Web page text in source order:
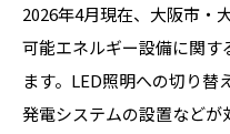
2026年4月現在、大阪市・
可能エネルギー設備に関
ます。LED照明への切り
発電システムの設置などが